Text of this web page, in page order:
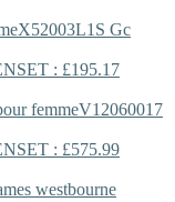
X52003L1S Gc
: £195.17
V12060017
: £575.99